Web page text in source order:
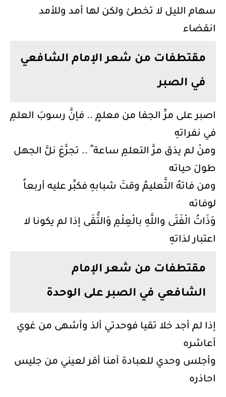
سهام الليل لا تخطئ ولكن لها أمد وللأمد
انقضاء
مقتطفات من شعر الإمام الشافعي
في الصبر
اصبر على مرِّ الجفا من معلمٍ .. فإنَّ رسوبَ العلمِ
في نفراتهِ
ومنْ لم يذق مرَّ التعلمِ ساعة ً .. تجرَّعَ نلَّ الجهل
طولَ حياته
ومن فاتهُ التَّعليمُ وقتَ شبابهِ فكبِّر عليه أربعاً
لوفاته
وَذَاتُ الْفَتَى واللَّهِ بالْعِلْمِ وَالتُّقَى إذا لم يكونا لا
اعتبار لذاتهِ
مقتطفات من شعر الإمام
الشافعي في الصبر على الوحدة
إذا لم أجد خلا تقيا فوحدتي ألذ وأشهى من غوي
أعاشره
وأجلس وحدي للعبادة آمنا أقر لعيني من جليس
احاذره